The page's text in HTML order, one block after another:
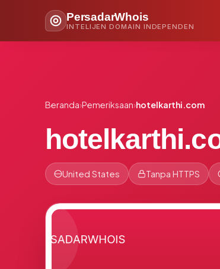
PersadarWhois
INTELIJEN DOMAIN INDEPENDEN
Beranda›Pemeriksaan›hotelkarthi.com
United States Tanpa HTTPS